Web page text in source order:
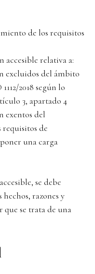
de los requisitos
relativa a:
excluidos del ámbito
2018 según lo
3, apartado 4
exentos del
de
una carga
se debe
razones y
se trata de una